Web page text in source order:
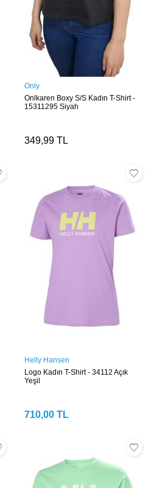
Only
Onlkaren Boxy S/S Kadın T-Shirt -
15311295 Siyah
349,99 TL
Helly Hansen
Logo Kadın T-Shirt - 34112 Açık
Yeşil
710,00 TL